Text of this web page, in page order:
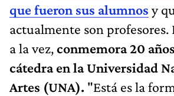
que fueron sus alumnos y
actualmente son profesores.
a la vez,conmemora 20
cátedra en la Universidad
Artes (UNA). "Está es la